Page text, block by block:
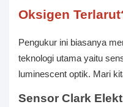
Oksigen
Pengukur ini biasanya
teknologi utama yaitu
luminescent optik. Mari
Sensor Clark